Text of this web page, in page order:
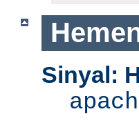
Sinyal: